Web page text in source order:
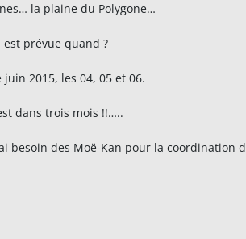
la plaine du Polygone…
est prévue quand ?
2015, les 04, 05 et 06.
dans trois mois !!…..
besoin des Moë-Kan pour la coordination